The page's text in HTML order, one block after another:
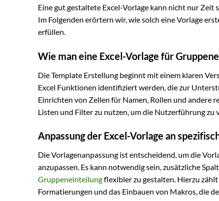
Eine gut gestaltete Excel-Vorlage kann nicht nur
Im Folgenden erörtern wir, wie solch eine Vorlage
erfüllen.
Wie man eine Excel-Vorlage für
Die Template Erstellung beginnt mit einem klaren
Excel Funktionen identifiziert werden, die zur
Einrichten von Zellen für Namen, Rollen und
Listen und Filter zu nutzen, um die Nutzerführung zu
Anpassung der Excel-Vorlage an
Die Vorlagenanpassung ist entscheidend, um die
anzupassen. Es kann notwendig sein, zusätzliche
Gruppeneinteilungflexibler zu gestalten. Hierzu
Formatierungen und das Einbauen von Makros, die